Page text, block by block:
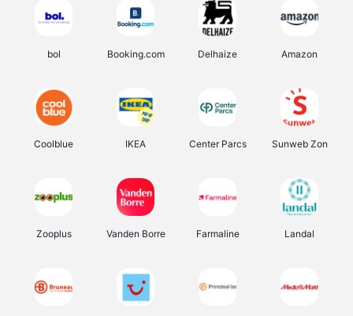
bol Booking.com Delhaize Amazon
Coolblue IKEA Center Parcs Sunweb Zon
Zooplus Vanden Borre Farmaline Landal